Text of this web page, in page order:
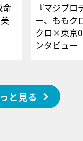
命
『マジプロ
ー、ももク
クロ×東京
ンタビュー
と見る